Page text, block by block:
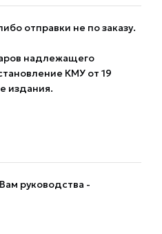
отправки не по заказу.
надлежащего
КМУ от 19
издания.
руководства -